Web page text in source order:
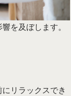
を及ぼします。
リラックスでき